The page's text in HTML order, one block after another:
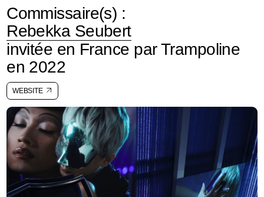
Commissaire(s) :
Rebekka Seubert
invitée en France par Trampoline
en 2022
WEBSITE